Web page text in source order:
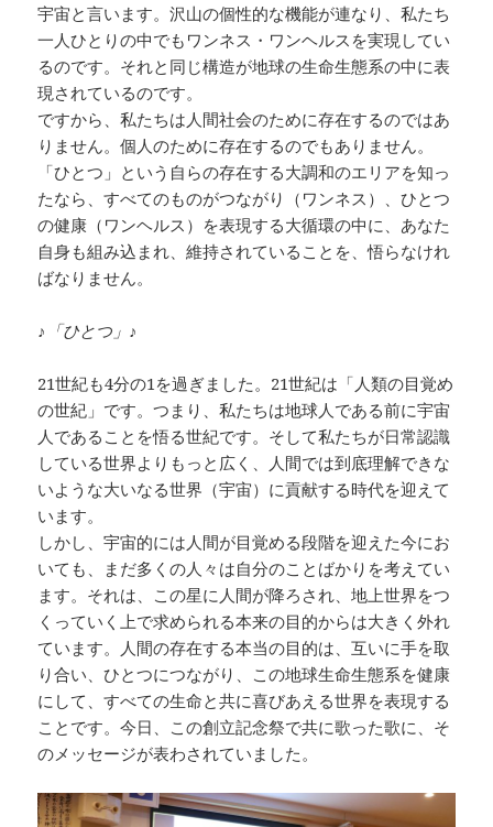
宇宙と言います。沢山の個性的な機能が連なり、私たち
一人ひとりの中でもワンネス・ワンヘルスを実現してい
るのです。それと同じ構造が地球の生命生態系の中に表
現されているのです。
ですから、私たちは人間社会のために存在するのではあ
りません。個人のために存在するのでもありません。
「ひとつ」という自らの存在する大調和のエリアを知っ
たなら、すべてのものがつながり（ワンネス）、ひとつ
の健康（ワンヘルス）を表現する大循環の中に、あなた
自身も組み込まれ、維持されていることを、悟らなけれ
ばなりません。
♪「ひとつ」♪
21世紀も4分の1を過ぎました。21世紀は「人類の目覚め
の世紀」です。つまり、私たちは地球人である前に宇宙
人であることを悟る世紀です。そして私たちが日常認識
している世界よりもっと広く、人間では到底理解できな
いような大いなる世界（宇宙）に貢献する時代を迎えて
います。
しかし、宇宙的には人間が目覚める段階を迎えた今にお
いても、まだ多くの人々は自分のことばかりを考えてい
ます。それは、この星に人間が降ろされ、地上世界をつ
くっていく上で求められる本来の目的からは大きく外れ
ています。人間の存在する本当の目的は、互いに手を取
り合い、ひとつにつながり、この地球生命生態系を健康
にして、すべての生命と共に喜びあえる世界を表現する
ことです。今日、この創立記念祭で共に歌った歌に、そ
のメッセージが表わされていました。